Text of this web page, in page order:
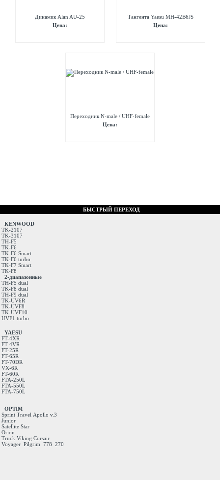
Динамик Alan AU-25
Цена:
Тангента Yaesu MH-42B6JS
Цена:
Переходник N-male / UHF-female
Цена:
БЫСТРЫЙ ПЕРЕХОД
KENWOOD
TK-2107
TK-3107
TH-F5
TK-F6
TK-F6 Smart
TK-F6 turbo
TK-F7 Smart
TK-F8
2-диапазонные
TH-F5 dual
TK-F8 dual
TH-F9 dual
TK-UV6R
TK-UVF8
TK-UVF10
UVF1 turbo
YAESU
FT-4XR
FT-4VR
FT-25R
FT-65R
FT-70DR
VX-6R
FT-60R
FTA-250L
FTA-550L
FTA-750L
OPTIM
Sprint Travel Apollo v.3
Junior
Satellite Star
Orion
Truck Viking Corsair
Voyager Pilgrim 778 270